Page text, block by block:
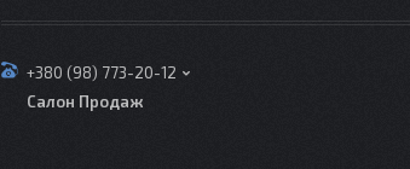
+380 (98) 773-20-12
Салон Продаж